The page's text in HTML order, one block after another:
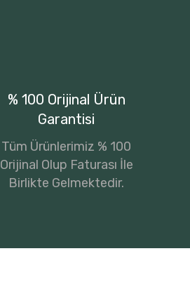
% 100 Orijinal Ürün
Garantisi
Tüm Ürünlerimiz % 100
Orijinal Olup Faturası İle
Birlikte Gelmektedir.